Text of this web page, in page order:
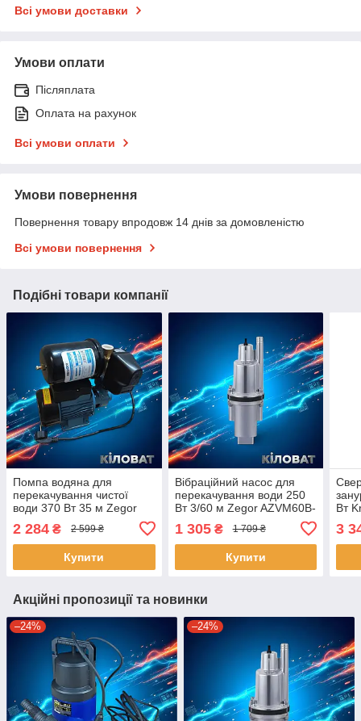
Всі умови доставки
Умови оплати
Післяплата
Оплата на рахунок
Всі умови оплати
Умови повернення
Повернення товару впродовж 14 днів за домовленістю
Всі умови повернення
Подібні товари компанії
Помпа водяна для
перекачування чистої
води 370 Вт 35 м Zegor
станція перекачування
води водяний насос для
2 284 ₴ 2 599 ₴
Купити
Вібраційний насос для
перекачування води 250
Вт 3/60 м Zegor AZVM60B-
верхній забір
1 305₴ 1 709 ₴
Купити
Вт
3
Акційні пропозиції та новинки
–24% –24%